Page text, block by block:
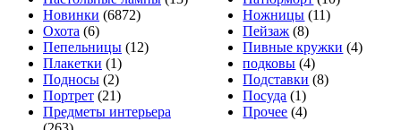
Новинки (6872) Ножницы (11)
Охота (6) Пейзаж (8)
Пепельницы (12) Пивные кружки (4)
Плакетки (1) подковы (4)
Подносы (2) Подставки (8)
Портрет (21) Посуда (1)
Предметы интерьера
Прочее (4)